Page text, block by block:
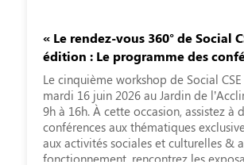
« Le rendez-vous 360° de Social
édition : Le programme des
Le cinquième workshop de Social
mardi 16 juin 2026 au Jardin de
9h à 16h. À cette occasion, assistez à
conférences aux thématiques
aux activités sociales et culturelles &
fonctionnement, rencontrez les